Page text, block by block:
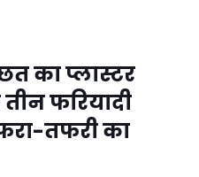
का प्लास्टर
फरियादी
तफरी का